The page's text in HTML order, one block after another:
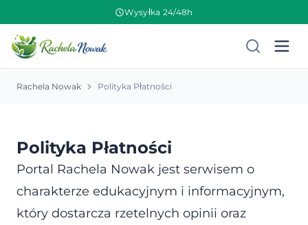
Wysyłka 24/48h
Rachela Nowak Polityka Płatności
Polityka Płatności
Portal Rachela Nowak jest serwisem o
charakterze edukacyjnym i informacyjnym,
który dostarcza rzetelnych opinii oraz